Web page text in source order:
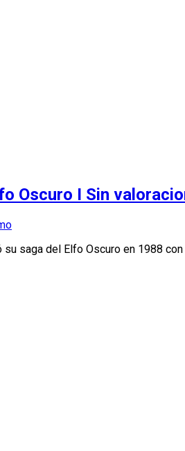
Oscuro I Sin
saga del Elfo Oscuro en 1988